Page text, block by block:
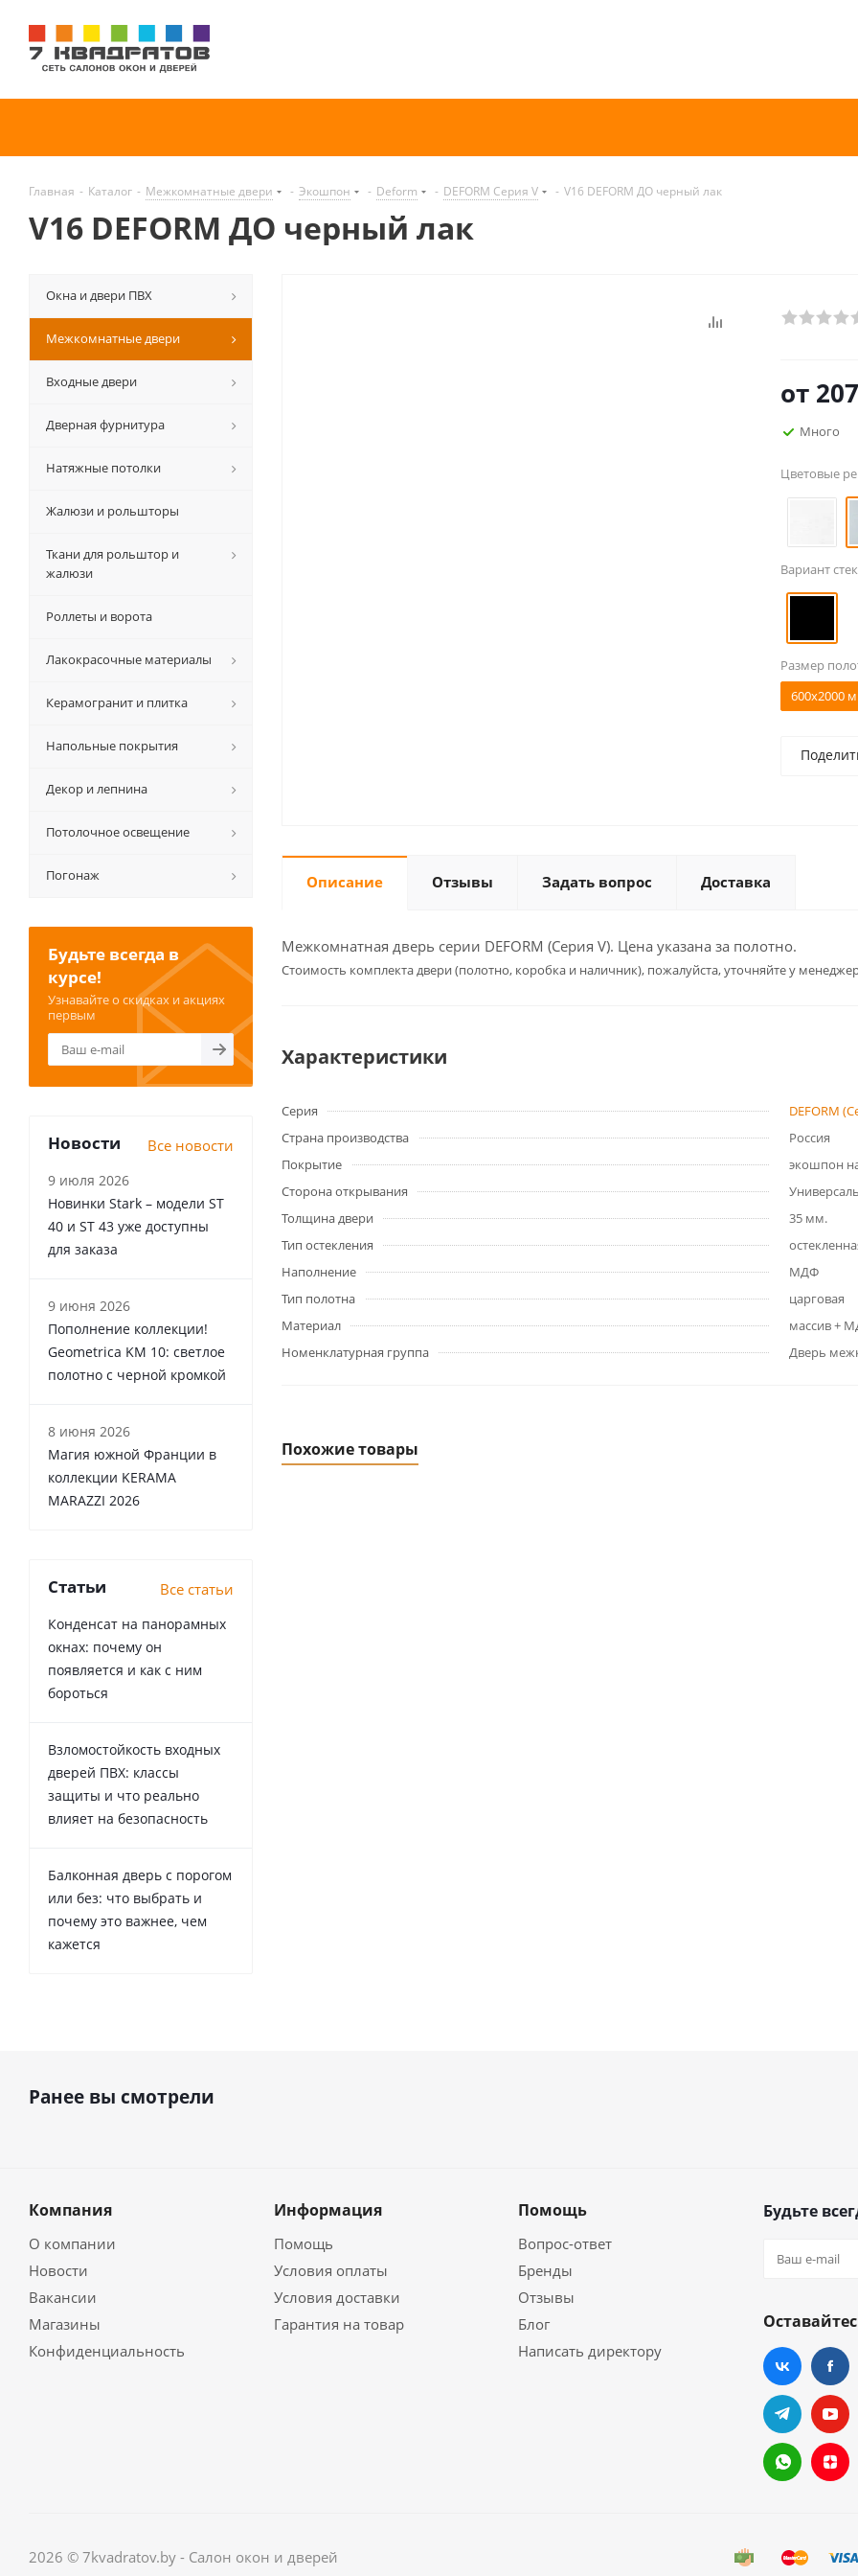
Главная - Каталог - Межкомнатные двери - Экошпон - Deform - DEFORM Серия V - V16 DEFORM ДО черный лак
V16 DEFORM ДО черный лак
от
Много
Цветовые
Вариант
Размер
600x2000
Описание Отзывы Задать вопрос Доставка
Межкомнатная дверь серии DEFORM (Серия V). Цена указана за полотно.
Cтоимость комплекта двери (полотно, коробка и наличник), пожалуйста, уточняйте у
Характеристики
Серия
DEFORM
Страна производства
Россия
Покрытие
экошпон
Сторона открывания
Толщина двери
35 мм.
Тип остекления
Наполнение
МДФ
Тип полотна
царговая
Материал
массив +
Номенклатурная группа
Дверь
Похожие товары
Окна и двери ПВХ
Межкомнатные двери
Входные двери
Дверная фурнитура
Натяжные потолки
Жалюзи и рольшторы
Ткани для рольштор и
жалюзи
Роллеты и ворота
Лакокрасочные материалы
Керамогранит и плитка
Напольные покрытия
Декор и лепнина
Потолочное освещение
Погонаж
Будьте всегда в
курсе!
Узнавайте о скидках и акциях
первым
Новости Все новости
9 июля 2026
Новинки Stark – модели ST
40 и ST 43 уже доступны
для заказа
9 июня 2026
Пополнение коллекции!
Geometrica KM 10: светлое
полотно с черной кромкой
8 июня 2026
Магия южной Франции в
коллекции KERAMA
MARAZZI 2026
Статьи Все статьи
Конденсат на панорамных
окнах: почему он
появляется и как с ним
бороться
Взломостойкость входных
дверей ПВХ: классы
защиты и что реально
влияет на безопасность
Балконная дверь с порогом
или без: что выбрать и
почему это важнее, чем
кажется
Ранее вы смотрели
Компания
О компании
Новости
Вакансии
Магазины
Конфиденциальность
Информация
Помощь
Условия оплаты
Условия доставки
Гарантия на товар
Помощь
Вопрос-ответ
Бренды
Отзывы
Блог
Написать директору
Будьте
2026 © 7kvadratov.by - Салон окон и дверей